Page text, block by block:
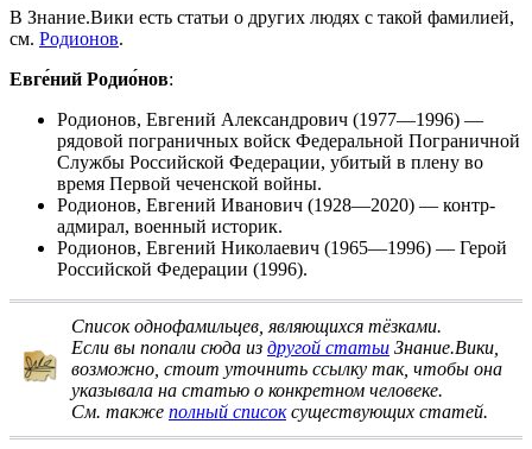
В Знание.Вики есть статьи о других людях с такой фамилией,
см. Родионов.
Евге́ний Родио́нов:
Родионов, Евгений Александрович (1977—1996) —
рядовой пограничных войск Федеральной Пограничной
Службы Российской Федерации, убитый в плену во
время Первой чеченской войны.
Родионов, Евгений Иванович (1928—2020) — контр-
адмирал, военный историк.
Родионов, Евгений Николаевич (1965—1996) — Герой
Российской Федерации (1996).
Список однофамильцев, являющихся тёзками.
Если вы попали сюда из другой статьи Знание.Вики,
возможно, стоит уточнить ссылку так, чтобы она
указывала на статью о конкретном человеке.
См. также полный списоксуществующих статей.